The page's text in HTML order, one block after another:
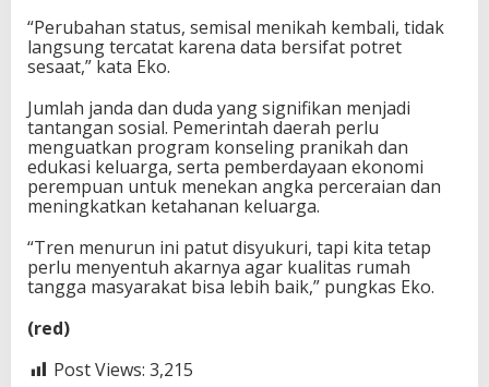
“Perubahan status, semisal menikah kembali, tidak
langsung tercatat karena data bersifat potret
sesaat,” kata Eko.
Jumlah janda dan duda yang signifikan menjadi
tantangan sosial. Pemerintah daerah perlu
menguatkan program konseling pranikah dan
edukasi keluarga, serta pemberdayaan ekonomi
perempuan untuk menekan angka perceraian dan
meningkatkan ketahanan keluarga.
“Tren menurun ini patut disyukuri, tapi kita tetap
perlu menyentuh akarnya agar kualitas rumah
tangga masyarakat bisa lebih baik,” pungkas Eko.
(red)
Post Views: 3,215